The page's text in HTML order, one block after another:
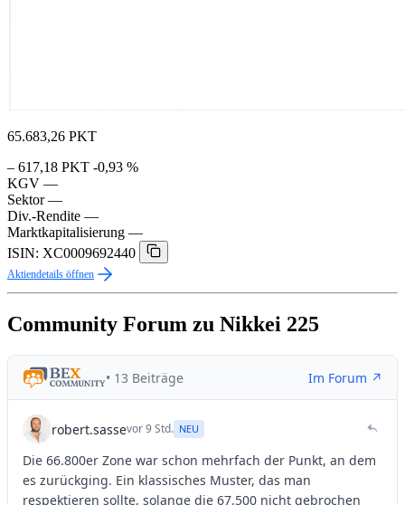
65.683,26 PKT
– 617,18 PKT -0,93 %
KGV —
Sektor —
Div.-Rendite —
Marktkapitalisierung —
ISIN: XC0009692440
Aktiendetails öffnen
Community Forum zu Nikkei 225